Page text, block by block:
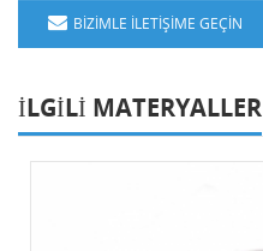
BIZIMLE ILETIŞIME GEÇIN
ILGILI MATERYALLER